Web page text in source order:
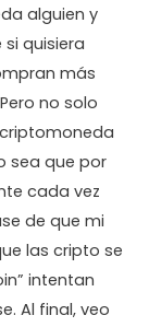
alguien y
quisiera
más
no solo
sea que por
cada vez
de que mi
las cripto se
intentan
Al final, veo